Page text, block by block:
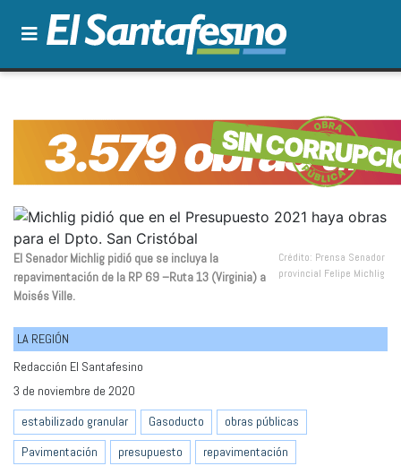
El Senador Michlig pidió que se incluya la
repavimentación de la RP 69 –Ruta 13 (Virginia) a
Moisés Ville.
Crédito: Prensa Senador
provincial Felipe Michlig
LA REGIÓN
Redacción El Santafesino
3 de noviembre de 2020
estabilizado granular
Gasoducto
obras públicas
Pavimentación
presupuesto repavimentación